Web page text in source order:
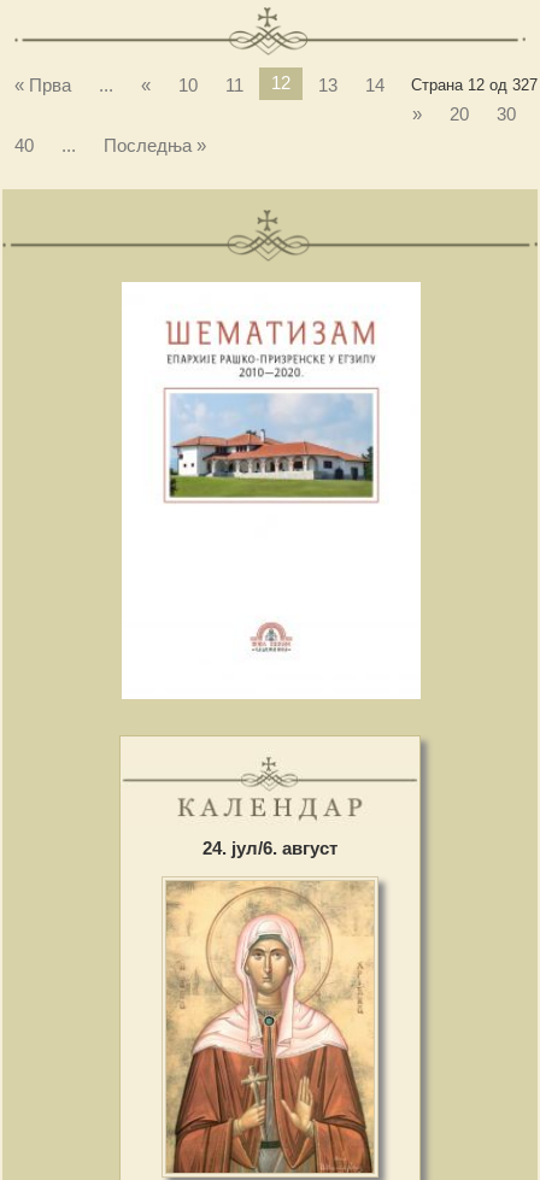
Страна 12 од 327
« Прва ... « 10 11 12 13
14
»
20
30
40
... Последња »
24. јул/6. август